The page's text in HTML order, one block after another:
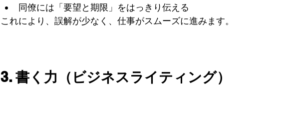
同僚には「要望と期限」をはっきり伝える
これにより、誤解が少なく、仕事がスムーズに進みます。
3. 書く力（ビジネスライティング）